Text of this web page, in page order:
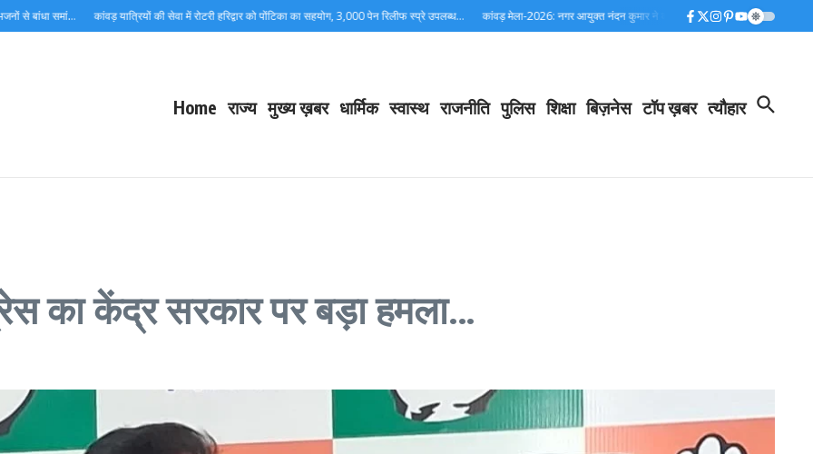
समां… कांवड़ यात्रियों की सेवा में रोटरी हरिद्वार को पोंटिका का सहयोग, 3,000 पेन रिलीफ स्प्रे उपलब्ध… कांवड़ मेला-2026: नगर आयुक्त नंदन कुमार ने कांवड़ मार्ग का किया निरीक्षण, 24 घंटे स्वच्छता
Home राज्य मुख्य ख़बर धार्मिक स्वास्थ राजनीति पुलिस शिक्षा बिज़नेस टॉप ख़बर त्यौहार
का केंद्र सरकार पर बड़ा हमला…